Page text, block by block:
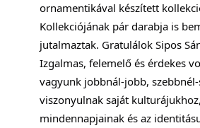
ornamentikával készített
Kollekciójának pár darabja is
jutalmaztak. Gratulálok Sipos
Izgalmas, felemelő és érdekes
vagyunk jobbnál-jobb,
viszonyulnak saját
mindennapjainak és az